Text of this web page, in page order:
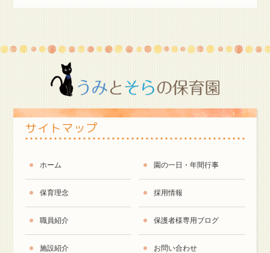
サイトマップ
ホーム
保育理念
職員紹介
施設紹介
園の一日・年間行事
採用情報
保護者様専用ブログ
お問い合わせ